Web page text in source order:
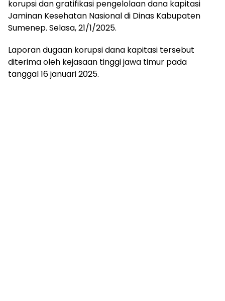
korupsi dan gratifikasi pengelolaan dana kapitasi
Jaminan Kesehatan Nasional di Dinas Kabupaten
Sumenep. Selasa, 21/1/2025.
Laporan dugaan korupsi dana kapitasi tersebut
diterima oleh kejasaan tinggi jawa timur pada
tanggal 16 januari 2025.